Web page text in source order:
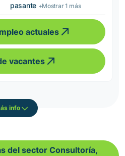
pasante +Mostrar 1 más
actuales
vacantes
info
del sector Consultoría,